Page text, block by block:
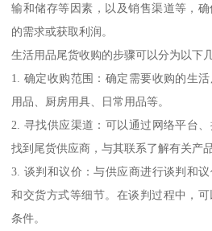
输和储存等因素，以及销售渠道等，
的需求或获取利润。
生活用品尾货收购的步骤可以分为以下
1. 确定收购范围：确定需要收购的生
用品、厨房用具、日常用品等。
2. 寻找供应渠道：可以通过网络平台
找到尾货供应商，与其联系了解有关产
3. 谈判和议价：与供应商进行谈判和
和交货方式等细节。在谈判过程中，
条件。